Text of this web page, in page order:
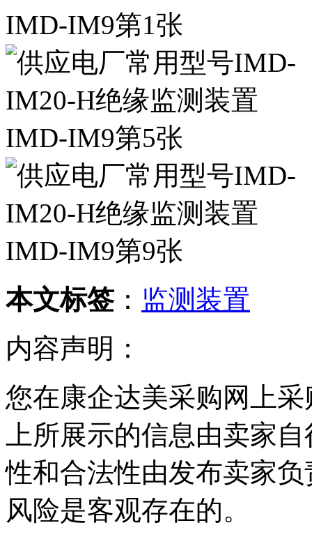
本文标签： 监测装置
内容声明：
您在康企达美采购网上
上所展示的信息由卖家
性和合法性由发布卖家
风险是客观存在的。